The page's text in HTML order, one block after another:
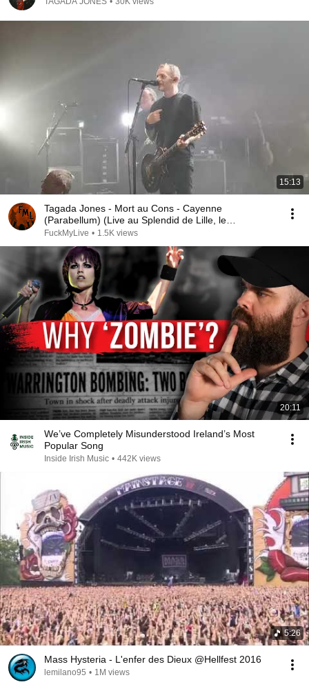
15:13
Tagada Jones - Mort au Cons - Cayenne
(Parabellum) (Live au Splendid de Lille, le
23/10/2025)
FuckMyLive • 1.5K views
20:11
We’ve Completely Misunderstood Ireland’s Most
Popular Song
Inside Irish Music • 442K views
5:26
Mass Hysteria - L'enfer des Dieux @Hellfest 2016
lemilano95 • 1M views